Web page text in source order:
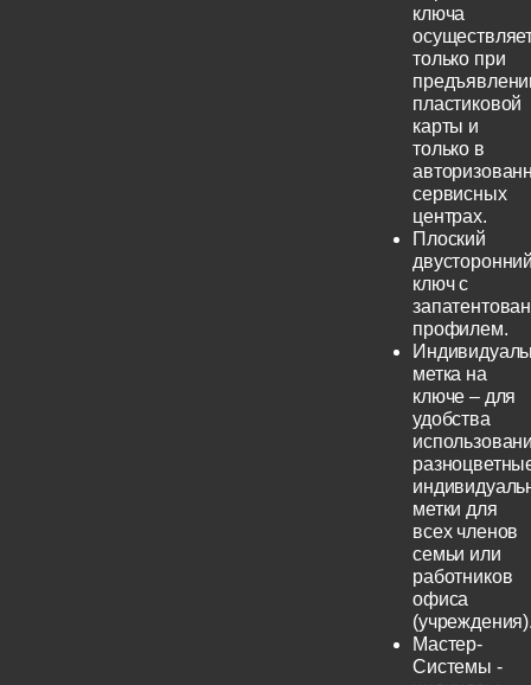
ключа
только при
пластиковой
карты и
только в
сервисных
центрах.
Плоский
ключ с
профилем.
метка на
ключе – для
удобства
метки для
всех членов
семьи или
работников
офиса
Мастер-
Системы -